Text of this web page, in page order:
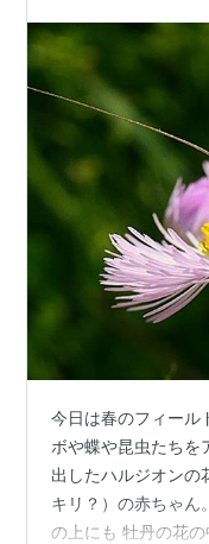
今日は春のフィール
ボや蝶や昆虫たちを
出したハルジオンの
キリ？）の赤ちゃん
の上にも 牡丹の花